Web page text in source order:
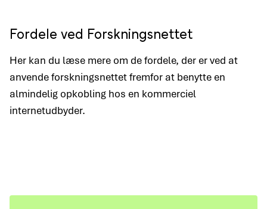
Fordele ved Forskningsnettet
Her kan du læse mere om de fordele, der er ved at
anvende forskningsnettet fremfor at benytte en
almindelig opkobling hos en kommerciel
internetudbyder.